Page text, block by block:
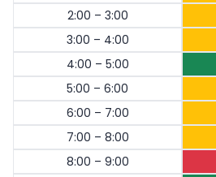
2:00 – 3:00
3:00 – 4:00
4:00 – 5:00
5:00 – 6:00
6:00 – 7:00
7:00 – 8:00
8:00 – 9:00